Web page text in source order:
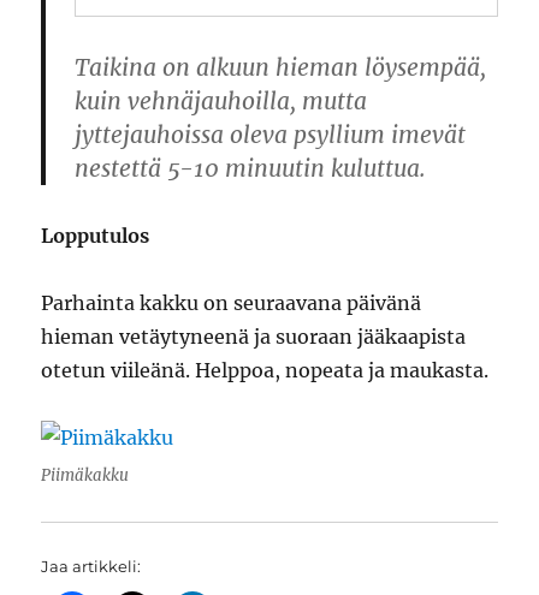
Taikina on alkuun hieman löysempää,
kuin vehnäjauhoilla, mutta
jyttejauhoissa oleva psyllium imevät
nestettä 5-10 minuutin kuluttua.
Lopputulos
Parhainta kakku on seuraavana päivänä
hieman vetäytyneenä ja suoraan jääkaapista
otetun viileänä. Helppoa, nopeata ja maukasta.
Piimäkakku
Jaa artikkeli: